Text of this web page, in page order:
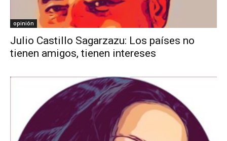
opinión
Julio Castillo Sagarzazu: Los países no
tienen amigos, tienen intereses